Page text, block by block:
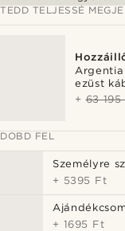
TEDD TELJESSÉ
Argentia
ezüst
+63
DOBD FEL
Személyre
+ 5395 Ft
+ 1695 Ft